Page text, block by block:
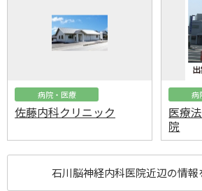
病院・医療
佐藤内科クリニック
病
医療
院
石川脳神経内科医院近辺の情報